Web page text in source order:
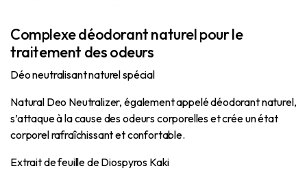
Complexe déodorant naturel pour le
traitement des odeurs
Déo neutralisant naturel spécial
Natural Deo Neutralizer, également appelé déodorant naturel,
s’attaque à la cause des odeurs corporelles et crée un état
corporel rafraîchissant et confortable.
Extrait de feuille de Diospyros Kaki